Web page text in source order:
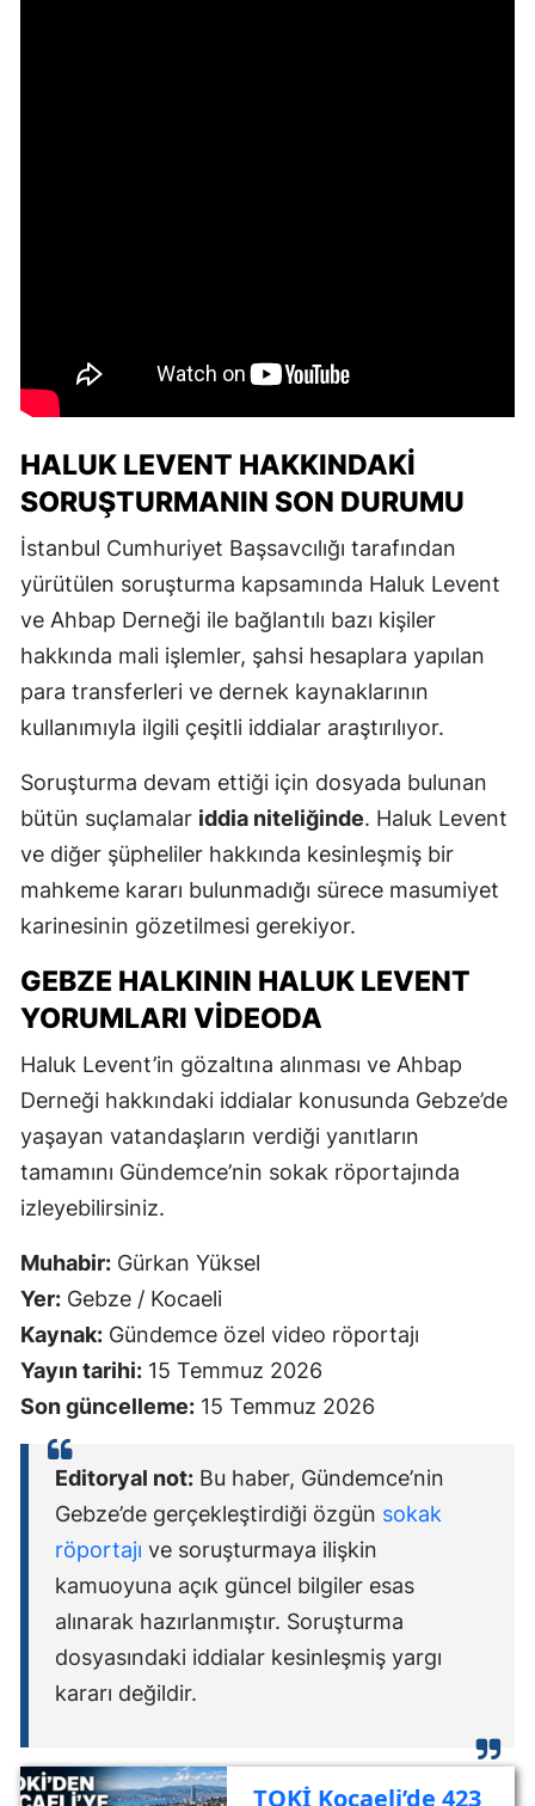
HALUK LEVENT HAKKINDAKI
SORUŞTURMANIN SON DURUMU
İstanbul Cumhuriyet Başsavcılığı tarafından
yürütülen soruşturma kapsamında Haluk Levent
ve Ahbap Derneği ile bağlantılı bazı kişiler
hakkında mali işlemler, şahsi hesaplara yapılan
para transferleri ve dernek kaynaklarının
kullanımıyla ilgili çeşitli iddialar araştırılıyor.
Soruşturma devam ettiği için dosyada bulunan
bütün suçlamalar iddia niteliğinde. Haluk Levent
ve diğer şüpheliler hakkında kesinleşmiş bir
mahkeme kararı bulunmadığı sürece masumiyet
karinesinin gözetilmesi gerekiyor.
GEBZE HALKININ HALUK LEVENT
YORUMLARI VIDEODA
Haluk Levent’in gözaltına alınması ve Ahbap
Derneği hakkındaki iddialar konusunda Gebze’de
yaşayan vatandaşların verdiği yanıtların
tamamını Gündemce’nin sokak röportajında
izleyebilirsiniz.
Muhabir: Gürkan Yüksel
Yer: Gebze / Kocaeli
Kaynak: Gündemce özel video röportajı
Yayın tarihi: 15 Temmuz 2026
Son güncelleme: 15 Temmuz 2026
Editoryal not: Bu haber, Gündemce’nin
Gebze’de gerçekleştirdiği özgün sokak
röportajı ve soruşturmaya ilişkin
kamuoyuna açık güncel bilgiler esas
alınarak hazırlanmıştır. Soruşturma
dosyasındaki iddialar kesinleşmiş yargı
kararı değildir.
TOKİ Kocaeli’de 423